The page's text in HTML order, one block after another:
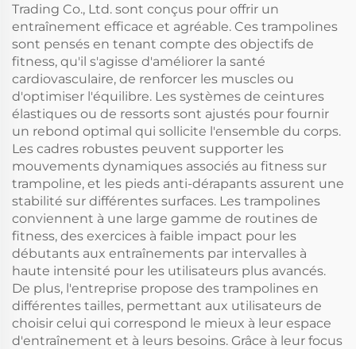
Trading Co., Ltd. sont conçus pour offrir un
entraînement efficace et agréable. Ces trampolines
sont pensés en tenant compte des objectifs de
fitness, qu'il s'agisse d'améliorer la santé
cardiovasculaire, de renforcer les muscles ou
d'optimiser l'équilibre. Les systèmes de ceintures
élastiques ou de ressorts sont ajustés pour fournir
un rebond optimal qui sollicite l'ensemble du corps.
Les cadres robustes peuvent supporter les
mouvements dynamiques associés au fitness sur
trampoline, et les pieds anti-dérapants assurent une
stabilité sur différentes surfaces. Les trampolines
conviennent à une large gamme de routines de
fitness, des exercices à faible impact pour les
débutants aux entraînements par intervalles à
haute intensité pour les utilisateurs plus avancés.
De plus, l'entreprise propose des trampolines en
différentes tailles, permettant aux utilisateurs de
choisir celui qui correspond le mieux à leur espace
d'entraînement et à leurs besoins. Grâce à leur focus